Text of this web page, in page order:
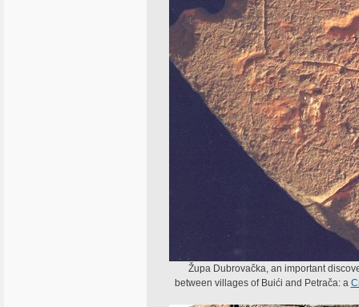
Župa Dubrovačka, an important
between villages of Buići and Petrača: a